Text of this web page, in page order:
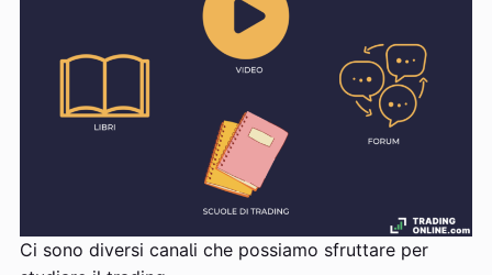
Ci sono diversi canali che possiamo sfruttare per